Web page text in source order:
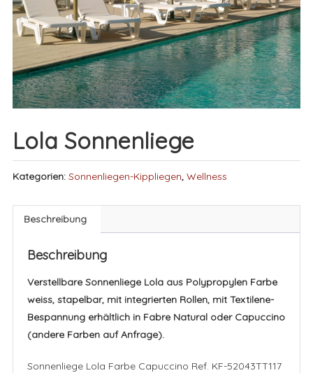
Lola Sonnenliege
Kategorien: Sonnenliegen-Kippliegen, Wellness
Beschreibung
Beschreibung
Verstellbare Sonnenliege Lola aus Polypropylen Farbe
weiss, stapelbar, mit integrierten Rollen, mit Textilene-
Bespannung erhältlich in Fabre Natural oder Capuccino
(andere Farben auf Anfrage).
Sonnenliege Lola Farbe Capuccino Ref. KF-52043TT117